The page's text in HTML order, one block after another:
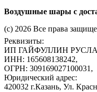
Воздушные шары с
(c) 2026 Все права
Реквизиты:
ИП ГАЙФУЛЛИН
ИНН: 165608138242,
ОГРН: 309169027100031,
Юридический адрес:
420032 г.Казань, Ул.